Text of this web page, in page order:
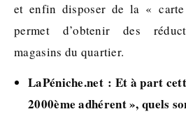
et enfin disposer de la «
permet d’obtenir des
magasins du quartier.
LaPéniche.net : Et à part
2000ème adhérent », quels